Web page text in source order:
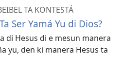
TA KONTESTÁ
Ser Yamá Yu di Dios?
di Hesus di e mesun manera
yu, den ki manera Hesus ta